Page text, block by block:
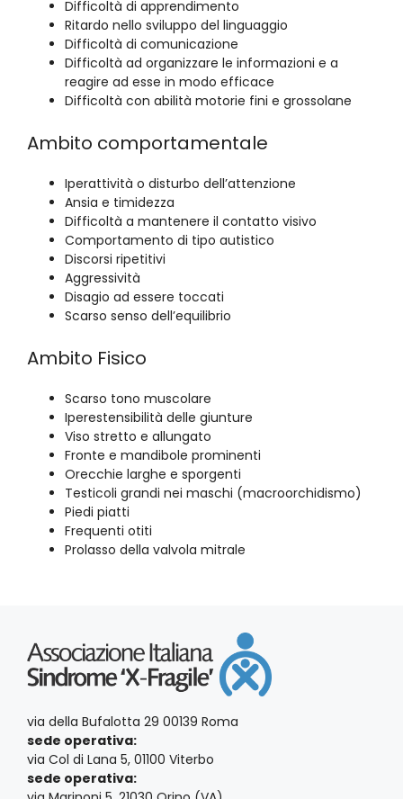
Difficoltà di apprendimento
Ritardo nello sviluppo del linguaggio
Difficoltà di comunicazione
Difficoltà ad organizzare le informazioni e a
reagire ad esse in modo efficace
Difficoltà con abilità motorie fini e grossolane
Ambito comportamentale
Iperattività o disturbo dell’attenzione
Ansia e timidezza
Difficoltà a mantenere il contatto visivo
Comportamento di tipo autistico
Discorsi ripetitivi
Aggressività
Disagio ad essere toccati
Scarso senso dell’equilibrio
Ambito Fisico
Scarso tono muscolare
Iperestensibilità delle giunture
Viso stretto e allungato
Fronte e mandibole prominenti
Orecchie larghe e sporgenti
Testicoli grandi nei maschi (macroorchidismo)
Piedi piatti
Frequenti otiti
Prolasso della valvola mitrale
via della Bufalotta 29 00139 Roma
sede operativa:
via Col di Lana 5, 01100 Viterbo
sede operativa: